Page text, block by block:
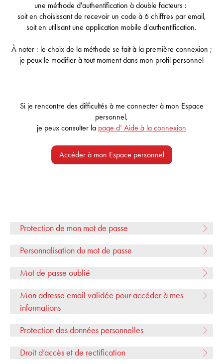
une méthode d'authentification à double facteurs :
soit en choisissant de recevoir un code à 6 chiffres par email,
soit en utilisant une application mobile d'authentification.
À noter : le choix de la méthode se fait à la première connexion ;
je peux le modifier à tout moment dans mon profil personnel
Si je rencontre des difficultés à me connecter à mon Espace
personnel,
je peux consulter la page d’ Aide à la connexion
Accéder à mon Espace personnel
Protection de mon mot de passe
Personnalisation du mot de passe
Mot de passe oublié
Mon adresse email validée pour accéder à mes
informations
Protection des données personnelles
Droit d’accès et de rectification